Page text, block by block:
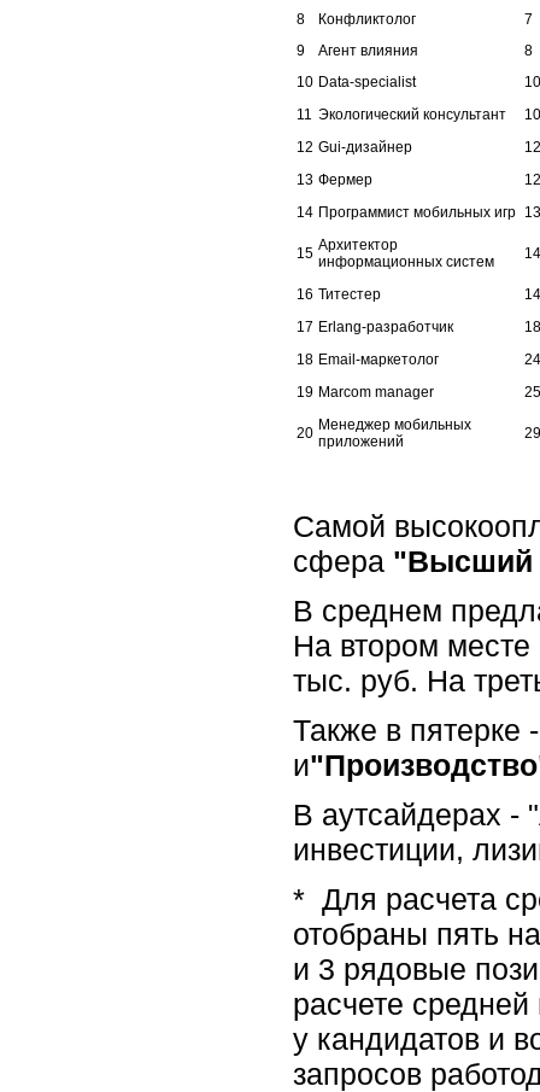
8
Конфликтолог
7
9
Агент влияния
8
10 Data-specialist
10
11 Экологический консультант
10
12 Gui-дизайнер
12
13 Фермер
12
14 Программист мобильных игр 13
15 Архитектор
информационных систем
14
16 Титестер
14
17 Erlang-разработчик
18
18 Email-маркетолог
24
19 Marcom manager 25
20 Менеджер мобильных
приложений
29
Самой
сфера "Высший
В среднем
На втором
тыс. руб. На
Также в пятерке
и
В аутсайдерах -
инвестиции,
* Для расчета
отобраны пять
и 3 рядовые
расчете
у кандидатов и
запросов